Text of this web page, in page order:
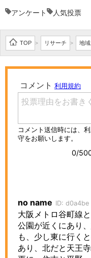
アンケート 人気投票
TOP > リサーチ > 地域